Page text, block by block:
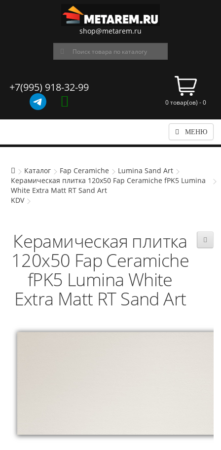
shop@metarem.ru
+7(995) 918-32-99
0 товар(ов) - 0
МЕНЮ
Каталог Fap Ceramiche
Lumina Sand Art
Керамическая плитка 120x50 Fap Ceramiche fPK5 Lumina
White Extra Matt RT Sand Art
KDV
Керамическая плитка
120x50 Fap Ceramiche
fPK5 Lumina White
Extra Matt RT Sand Art